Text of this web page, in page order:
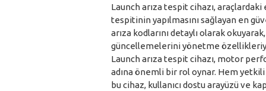
Launch arıza tespit cihazı,
tespitinin yapılmasını sağlayan en
arıza kodlarını detaylı olarak
güncellemelerini yönetme
Launch arıza tespit cihazı, motor
adına önemli bir rol oynar. Hem
bu cihaz, kullanıcı dostu arayüzü ve